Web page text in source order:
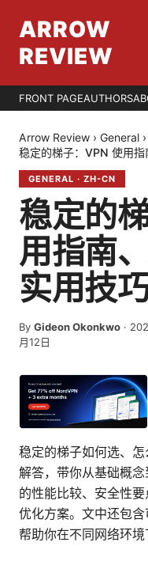
ARROW
REVIEW
FRONT PAGEAUTHORS
Arrow Review › General ›
稳定的梯子：VPN 使用
GENERAL · ZH-CN
稳定的
用指南
实用技
By Gideon Okonkwo ·
月12日
稳定的梯子如何选、
解答，带你从基础概
的性能比较、安全性
优化方案。文中还包含
帮助你在不同网络环境